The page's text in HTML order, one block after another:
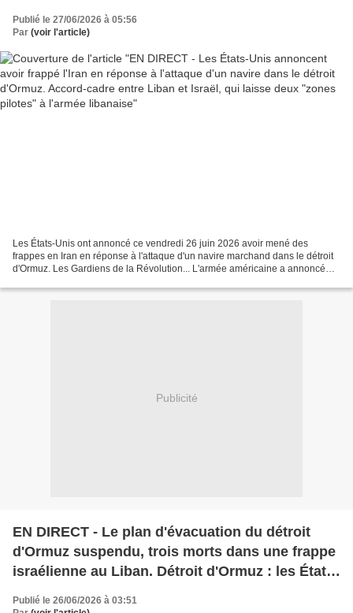
Liban et Israël, qui laisse deux "zones pilotes" à
l'armée libanaise
Publié le 27/06/2026 à 05:56
Par (voir l'article)
Les États-Unis ont annoncé ce vendredi 26 juin 2026 avoir mené des
frappes en Iran en réponse ​à ​l'attaque d'un navire marchand dans le détroit
⁠d'Ormuz. Les Gardiens de la Révolution... L'armée américaine a annoncé
Publicité
EN DIRECT - Le plan d'évacuation du détroit
d'Ormuz suspendu, trois morts dans une frappe
israélienne au Liban. Détroit d'Ormuz : les États-
Publié le 26/06/2026 à 03:51